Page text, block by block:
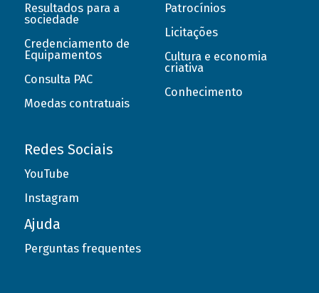
Resultados para a
sociedade
Credenciamento de
Equipamentos
Consulta PAC
Moedas contratuais
Patrocínios
Licitações
Cultura e economia
criativa
Conhecimento
Redes Sociais
YouTube
Instagram
Ajuda
Perguntas frequentes